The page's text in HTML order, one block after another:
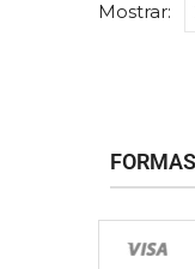
Mostrar: